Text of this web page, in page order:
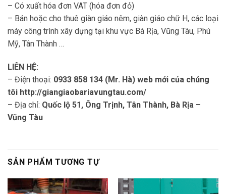
– Có xuất hóa đơn VAT (hóa đơn đỏ)
– Bán hoặc cho thuê giàn giáo nêm, giàn giáo chữ H, các loại
máy công trình xây dựng tại khu vực Bà Rịa, Vũng Tàu, Phú
Mỹ, Tân Thành …
LIÊN HỆ:
– Điện thoại: 0933 858 134 (Mr. Hà) web mới của chúng
tôi http://giangiaobariavungtau.com/
– Địa chỉ: Quốc lộ 51, Ông Trịnh, Tân Thành, Bà Rịa –
Vũng Tàu
SẢN PHẨM TƯƠNG TỰ